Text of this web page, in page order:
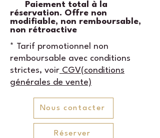
Paiement total à la
réservation. Offre non
modifiable, non remboursable,
non rétroactive
* Tarif promotionnel non
remboursable avec conditions
strictes, voir CGV(conditions
générales de vente)
Nous contacter
Réserver